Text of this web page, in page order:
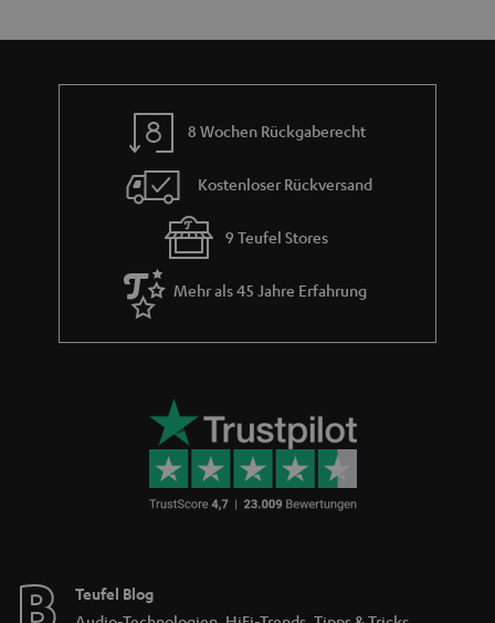
i
e
a
h
m
n
8 Wochen Rückgaberecht
Kostenloser Rückversand
9 Teufel Stores
Mehr als 45 Jahre Erfahrung
Teufel Blog